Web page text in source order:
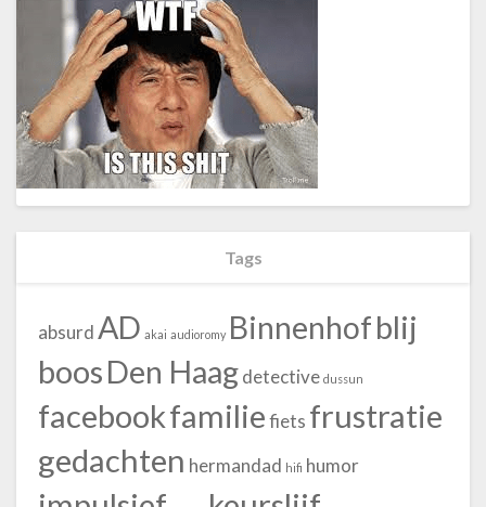
Tags
absurdAD akai audioromy Binnenhofblij
boosDen Haagdetective dussun
facebookfamiliefiets frustratie
gedachten hermandad hifi humor